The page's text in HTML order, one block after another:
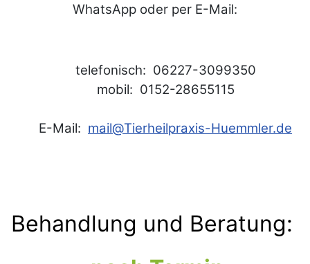
WhatsApp oder per E-Mail:
telefonisch: 06227-3099350
mobil: 0152-28655115
E-Mail: mail@Tierheilpraxis-Huemmler.de
Behandlung und Beratung: